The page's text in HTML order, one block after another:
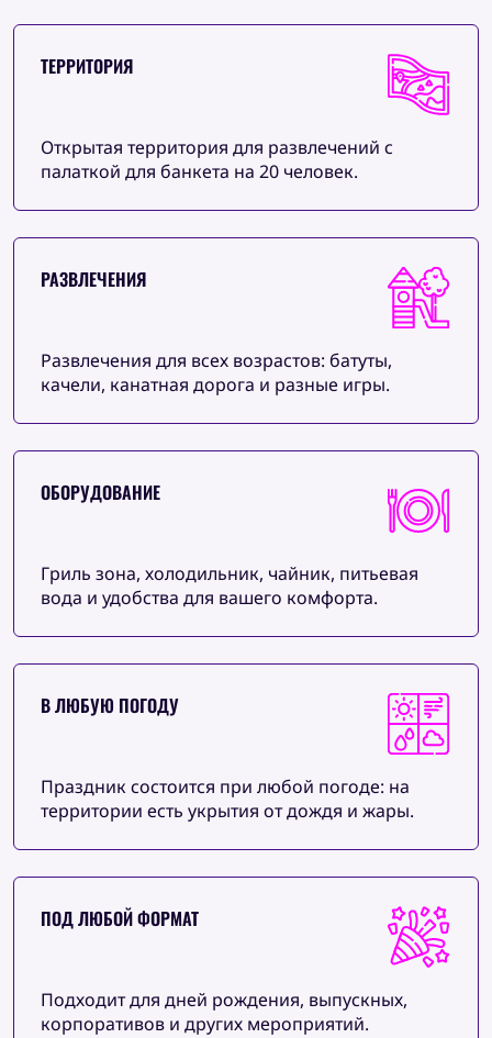
ТЕРРИТОРИЯ
Открытая территория для развлечений с
палаткой для банкета на 20 человек.
РАЗВЛЕЧЕНИЯ
Развлечения для всех возрастов: батуты,
качели, канатная дорога и разные игры.
ОБОРУДОВАНИЕ
Гриль зона, холодильник, чайник, питьевая
вода и удобства для вашего комфорта.
В ЛЮБУЮ ПОГОДУ
Праздник состоится при любой погоде: на
территории есть укрытия от дождя и жары.
ПОД ЛЮБОЙ ФОРМАТ
Подходит для дней рождения, выпускных,
корпоративов и других мероприятий.